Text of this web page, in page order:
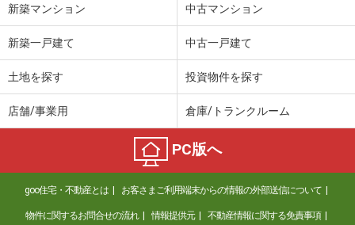
新築マンション 中古マンション
新築一戸建て 中古一戸建て
土地を探す 投資物件を探す
店舗/事業用 倉庫/トランクルーム
PC版へ
goo住宅・不動産とは お客さまご利用端末からの情報の外部送信について
物件に関するお問合せの流れ 情報提供元 不動産情報に関する免責事項